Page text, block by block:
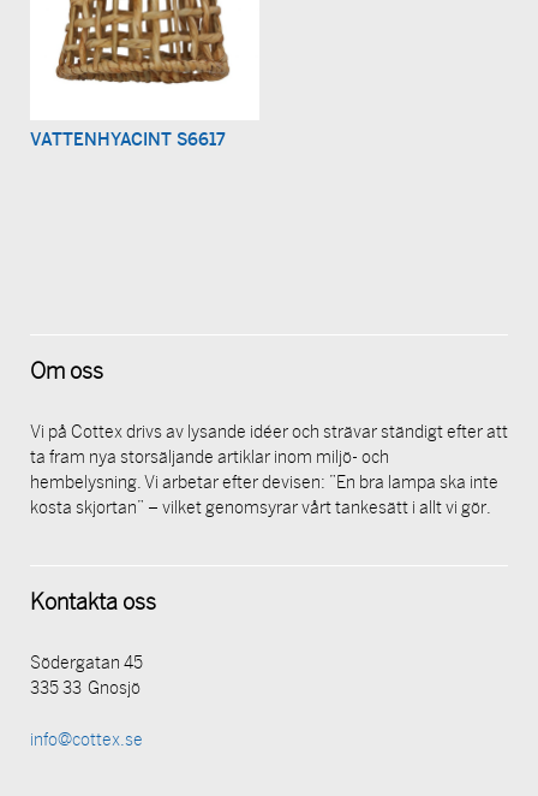
VATTENHYACINT S6617
Om oss
Vi på Cottex drivs av lysande idéer och strävar ständigt efter att
ta fram nya storsäljande artiklar inom miljö- och
hembelysning. Vi arbetar efter devisen: ”En bra lampa ska inte
kosta skjortan” – vilket genomsyrar vårt tankesätt i allt vi gör.
Kontakta oss
Södergatan 45
335 33 Gnosjö
info@cottex.se